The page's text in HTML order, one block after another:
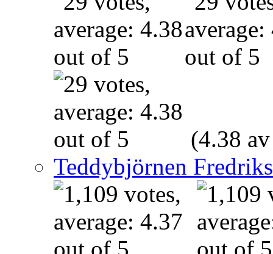
(4.38
Teddybjörnen